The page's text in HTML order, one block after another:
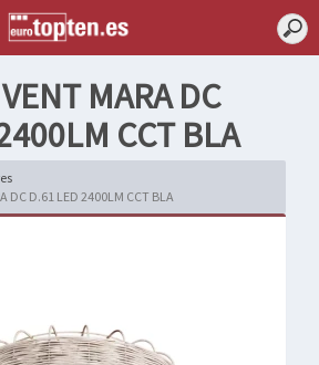
MARA DC
CCT BLA
DC D.61 LED 2400LM CCT BLA